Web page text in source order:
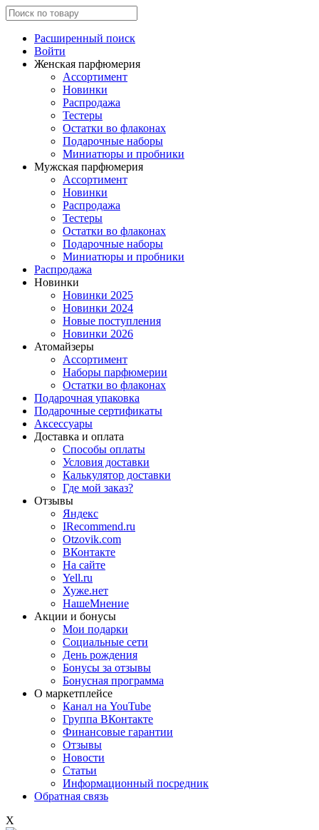
Расширенный поиск
Войти
Женская парфюмерия
Ассортимент
Новинки
Распродажа
Тестеры
Остатки во флаконах
Подарочные наборы
Миниатюры и пробники
Мужская парфюмерия
Ассортимент
Новинки
Распродажа
Тестеры
Остатки во флаконах
Подарочные наборы
Миниатюры и пробники
Распродажа
Новинки
Новинки 2025
Новинки 2024
Новые поступления
Новинки 2026
Атомайзеры
Ассортимент
Наборы парфюмерии
Остатки во флаконах
Подарочная упаковка
Подарочные сертификаты
Аксессуары
Доставка и оплата
Способы оплаты
Условия доставки
Калькулятор доставки
Где мой заказ?
Отзывы
Яндекс
IRecommend.ru
Otzovik.com
ВКонтакте
На сайте
Yell.ru
Хуже.нет
НашеМнение
Акции и бонусы
Мои подарки
Социальные сети
День рождения
Бонусы за отзывы
Бонусная программа
О маркетплейсе
Канал на YouTube
Группа ВКонтакте
Финансовые гарантии
Отзывы
Новости
Статьи
Информационный посредник
Обратная связь
X